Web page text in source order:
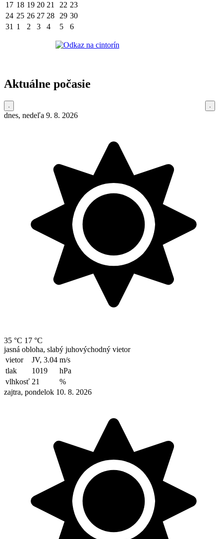
17 18 19 20 21 22 23
24 25 26 27 28 29 30
31 1 2 3 4 5 6
Aktuálne počasie
dnes, nedeľa 9. 8. 2026
35 °C 17 °C
jasná obloha, slabý juhovýchodný vietor
vietor
JV, 3.04 m/s
tlak
1019
hPa
vlhkosť 21
%
zajtra, pondelok 10. 8. 2026